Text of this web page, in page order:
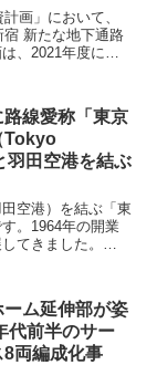
画」において、
新たな地下通路
、2021年度に都
線愛称「東京
Tokyo
羽田空港を結ぶ
空港）を結ぶ「東
。1964年の開業
てきました。
ム延伸部が姿
代前半のサー
8両編成化事